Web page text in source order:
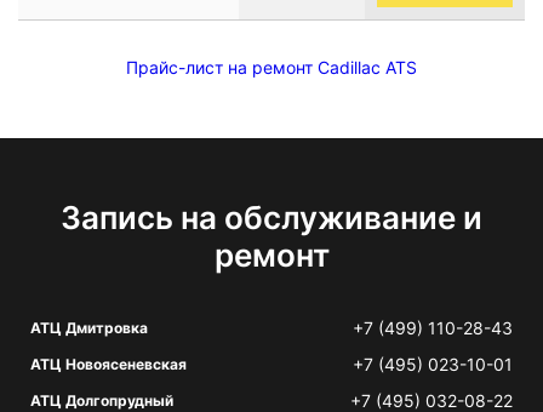
Прайс-лист на ремонт Cadillac ATS
Запись на обслуживание и
ремонт
АТЦ Дмитровка +7 (499) 110-28-43
АТЦ Новоясеневская +7 (495) 023-10-01
АТЦ Долгопрудный +7 (495) 032-08-22